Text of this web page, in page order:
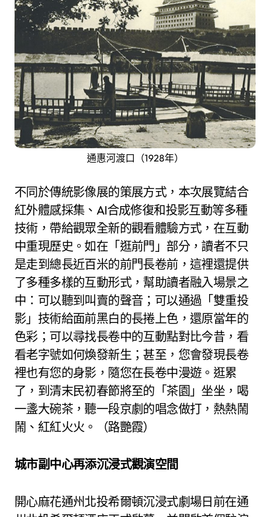
通惠河渡口（1928年）
不同於傳統影像展的策展方式，本次展覽結合
紅外體感採集、AI合成修復和投影互動等多種
技術，帶給觀眾全新的觀看體驗方式，在互動
中重現歷史。如在「逛前門」部分，讀者不只
是走到總長近百米的前門長卷前，這裡還提供
了多種多樣的互動形式，幫助讀者融入場景之
中：可以聽到叫賣的聲音；可以通過「雙重投
影」技術給面前黑白的長捲上色，還原當年的
色彩；可以尋找長卷中的互動點對比今昔，看
看老字號如何煥發新生；甚至，您會發現長卷
裡也有您的身影，隨您在長卷中漫遊。逛累
了，到清末民初春節將至的「茶園」坐坐，喝
一盞大碗茶，聽一段京劇的唱念做打，熱熱鬧
鬧、紅紅火火。（路艷霞）
城市副中心再添沉浸式觀演空間
開心麻花通州北投希爾頓沉浸式劇場日前在通